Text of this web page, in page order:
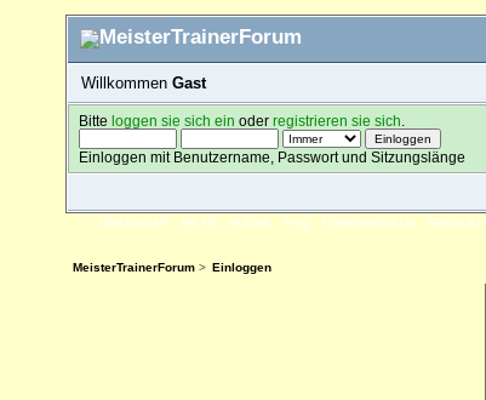
WillkommenGast
Bitte loggen sie sich ein oder registrieren sie sich
Einloggen mit Benutzername, Passwort und Sitzungslänge
ÜBERSICHT HILFE SUCHE FAQ FORENREGELN SPENDEN
MeisterTrainerForum > Einloggen